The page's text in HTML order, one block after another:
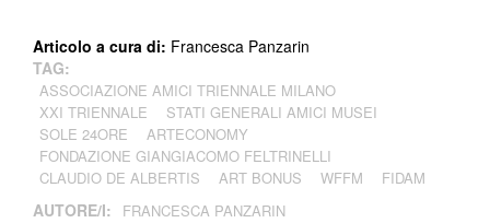
Articolo a cura di: Francesca Panzarin
TAG:
ASSOCIAZIONE AMICI TRIENNALE MILANO
XXI TRIENNALE
STATI GENERALI AMICI MUSEI
SOLE 24ORE
ARTECONOMY
FONDAZIONE GIANGIACOMO FELTRINELLI
CLAUDIO DE ALBERTIS
ART BONUS WFFM FIDAM
AUTORE/I: FRANCESCA PANZARIN